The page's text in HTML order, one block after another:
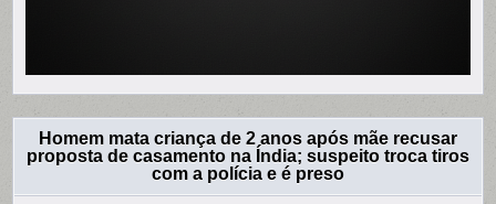
Homem mata criança de 2 anos após mãe recusar
proposta de casamento na Índia; suspeito troca tiros
com a polícia e é preso